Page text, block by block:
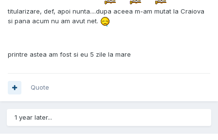
titularizare, def, apoi nunta....dupa aceea m-am mutat la Craiova
si pana acum nu am avut net.
printre astea am fost si eu 5 zile la mare
Quote
1 year later...